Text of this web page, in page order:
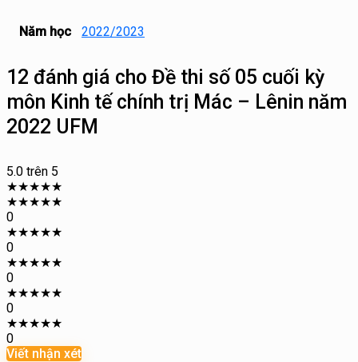
Năm học 2022/2023
12 đánh giá cho Đề thi số 05 cuối kỳ
môn Kinh tế chính trị Mác – Lênin năm
2022 UFM
5.0 trên 5
★★★★★
★★★★★
0
★★★★★
0
★★★★★
0
★★★★★
0
★★★★★
0
Viết nhận xét